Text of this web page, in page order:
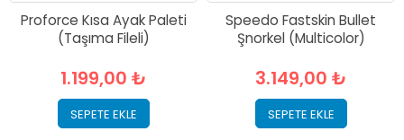
Proforce Kısa Ayak Paleti
(Taşıma Fileli)
1.199,00 ₺
SEPETE EKLE
Speedo Fastskin Bullet
Şnorkel (Multicolor)
3.149,00 ₺
SEPETE EKLE